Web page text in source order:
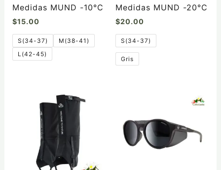
la
página
de
producto
Medidas MUND -10°C
$15.00
S(34-37)
M(38-41)
L(42-45)
la
página
de
producto
Medidas MUND -20°C
$20.00
S(34-37)
Gris
tiene
múltiples
variantes.